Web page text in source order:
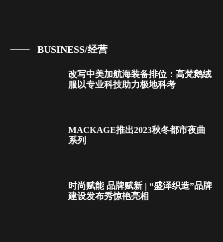
BUSINESS/经营
改写中美加航海装备排位：高梵鹅绒
服以专业科技助力极地科考
MACKAGE推出2023秋冬都市夜曲
系列
时尚赋能 品牌赋新 | “盛泽织造”品牌
建设发布秀惊艳亮相